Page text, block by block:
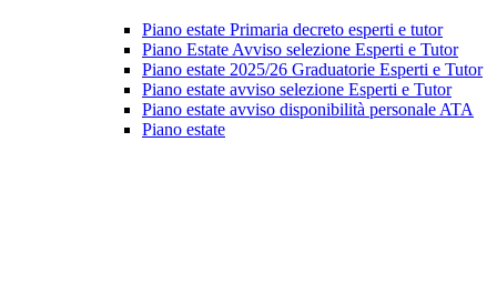
Piano estate Primaria decreto esperti e tutor
Piano Estate Avviso selezione Esperti e Tutor
Piano estate 2025/26 Graduatorie Esperti e Tutor
Piano estate avviso selezione Esperti e Tutor
Piano estate avviso disponibilità personale ATA
Piano estate